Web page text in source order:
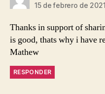
15 de febrero de
Thanks in support of
is good, thats why i have
Mathew
RESPONDER